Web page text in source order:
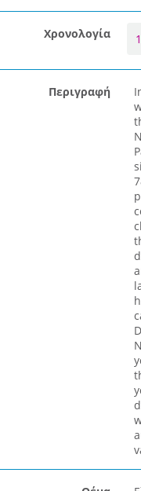
Χρονολογία
Περιγραφή